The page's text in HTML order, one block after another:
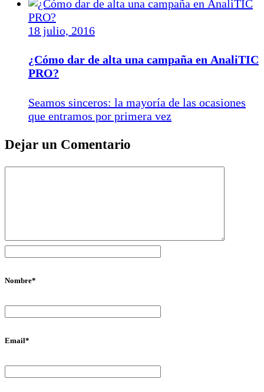
18 julio, 2016
¿Cómo dar de alta una campaña en AnaliTIC
PRO?
Seamos sinceros: la mayoría de las ocasiones
que entramos por primera vez
Dejar un Comentario
Nombre*
Email*